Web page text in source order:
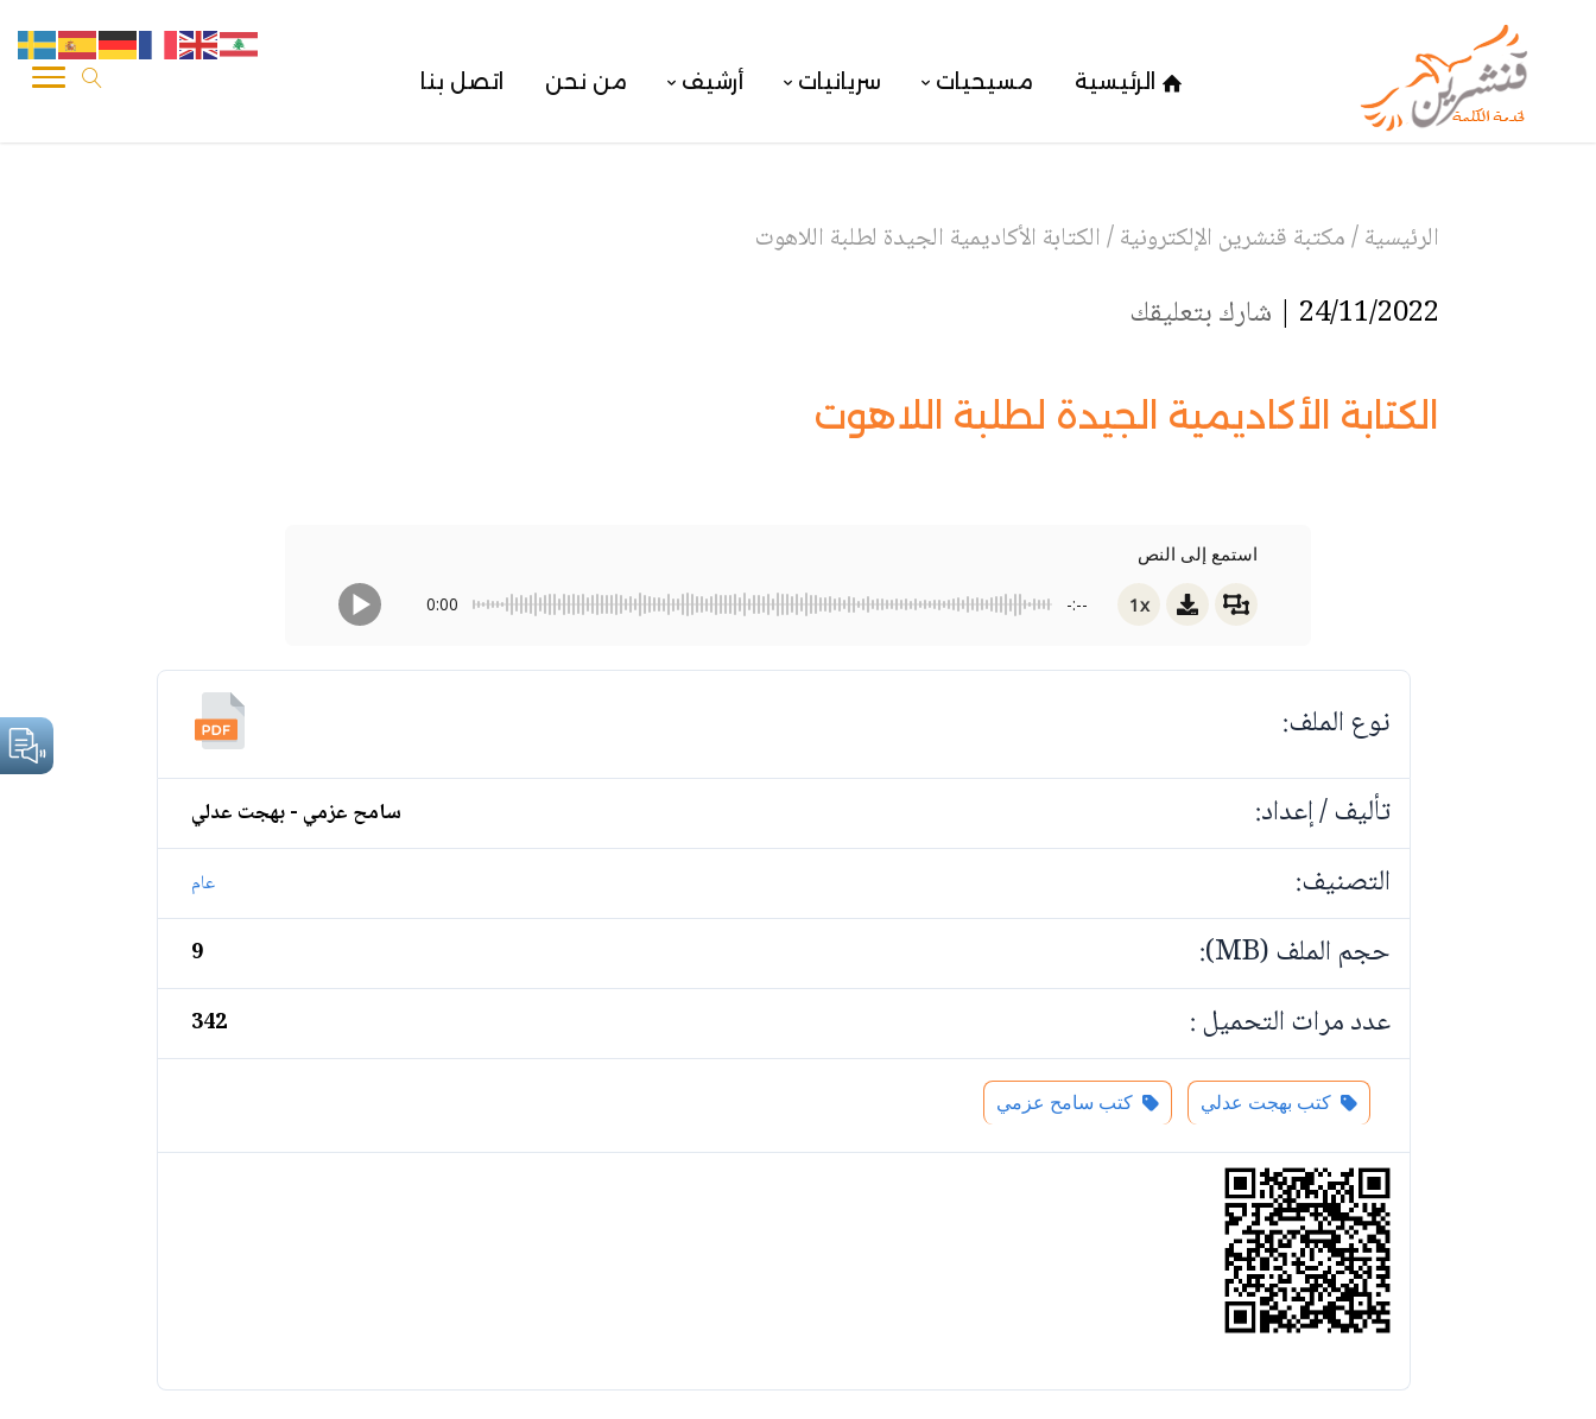
الرئيسية مسيحيات سريانيات أرشيف من نحن اتصل بنا
الرئيسية/مكتبة قنشرين الإلكترونية/الكتابة الأكاديمية الجيدة لطلبة اللاهوت
24/11/2022 | شارك بتعليقك
الكتابة الأكاديمية الجيدة لطلبة اللاهوت
استمع إلى النص
0:00 -:-- 1x
نوع الملف:
تأليف / إعداد:
سامح عزمي - بهجت عدلي
التصنيف: عام
حجم الملف (MB): 9
عدد مرات التحميل : 342
كتب بهجت عدلي كتب سامح عزمي